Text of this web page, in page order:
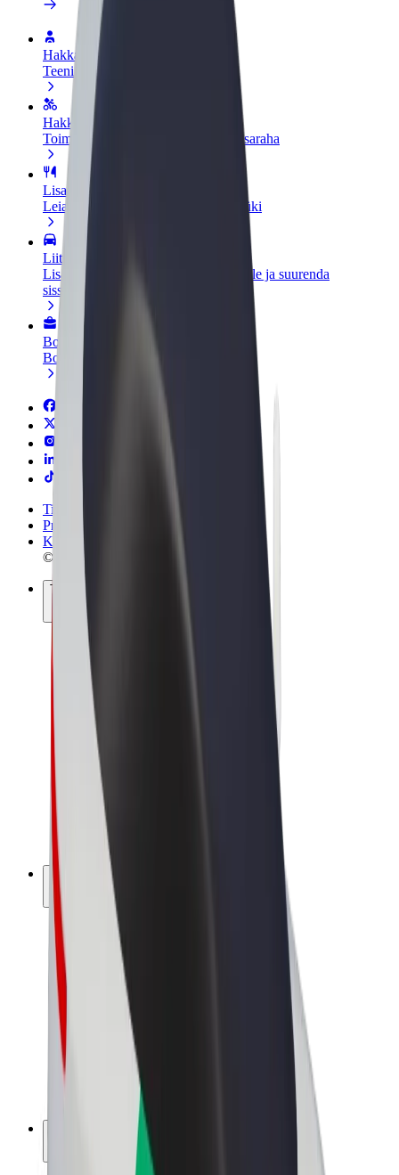
Hakka juhiks
Teeni siis, kui sulle sobib
Hakka kulleriks
Toimeta tellimused kohale ja teeni lisaraha
Lisa restoran või pood
Leia rohkem kliente ja suurenda müüki
Liitu sõidukipargi omanikuna
Lisa oma sõidukipark Bolti platvormile ja suurenda
sissetulekut
Bolt for Business
Bolti teenused sinu ettevõttele
Tingimused
Privaatsus
Küpsised
© 2026 Bolt Technology OÜ
Teenused
Sõidud
Tõukerattad
Bolt Market
Bolt Food
Bolt Drive
Bolt for Business
Elektrijalgrattad
Bolt Plus
Teeni Boltiga
Juhi sissetulek
Kullerid
Kulleri sissetulek
Bolt Food restoranidele ja poodidele
Sõidukipargid